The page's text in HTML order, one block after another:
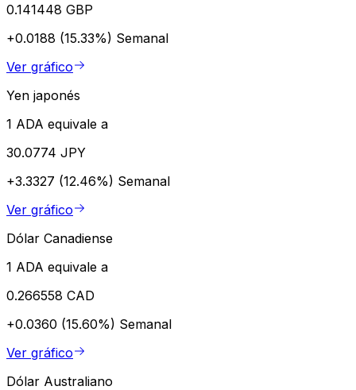
0.141448 GBP
+0.0188 (15.33%) Semanal
Ver gráfico
Yen japonés
1 ADA equivale a
30.0774 JPY
+3.3327 (12.46%) Semanal
Ver gráfico
Dólar Canadiense
1 ADA equivale a
0.266558 CAD
+0.0360 (15.60%) Semanal
Ver gráfico
Dólar Australiano